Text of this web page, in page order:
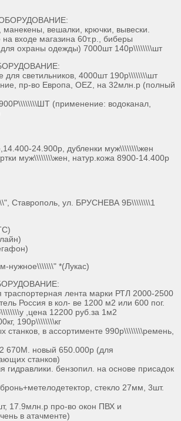
манекены, вешалки, крючки, вывески.
входе магазина 60т.р., биберы
охраны одежды) 7000шт 140р\\\\\\\\шт
для светильников, 4000шт 190р\\\\\\\\шт
пр-во Европа, ОЕZ, на 32млн.р (полный
(применение: водоканал,
24.900р, дубленки муж\\\\\\\\жен
муж\\\\\\\\жен, натур.кожа 8900-14.400р
Ставрополь, ул. БРУСНЕВА 9Б\\\\\\\\1
нужное\\\\\\\" *(Лукас)
траспортерная лента марки РТЛ 2000-2500
Россия в кол- ве 1200 м2 или 600 пог.
,цена 12200 руб.за 1м2
190р\\\\\\\\кг
станков, в ассортименте 990р\\\\\\\\ремень,
670М. новый 650.000р (для
станков)
гидравлики. бензопил. на основе присадок
стекло 27мм, 3шт.
17.9млн.р про-во окон ПВХ и
в атачменте)